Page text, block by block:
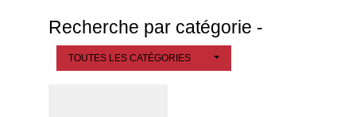
Recherche par catégorie -
TOUTES LES CATÉGORIES